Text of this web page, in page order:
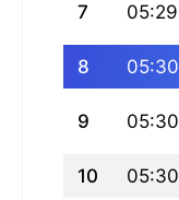
7 05:29
8 05:30
9 05:30
10 05:30